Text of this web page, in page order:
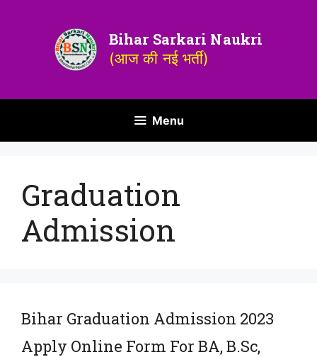
Bihar Sarkari Naukri
(आज की नई भर्ती)
Menu
Graduation
Admission
Bihar Graduation Admission 2023
Apply Online Form For BA, B.Sc,